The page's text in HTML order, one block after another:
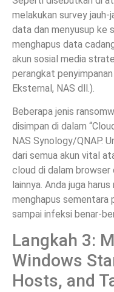
melakukan survey jauh-
data dan menyusup ke
menghapus data
akun sosial media
perangkat
Eksternal, NAS dll.).
Beberapa jenis
disimpan di dalam
NAS Synology/QNAP.
dari semua akun vital
cloud di dalam
lainnya. Anda juga
menghapus sementara
sampai infeksi benar-
Langkah 3:
Windows
Hosts, and